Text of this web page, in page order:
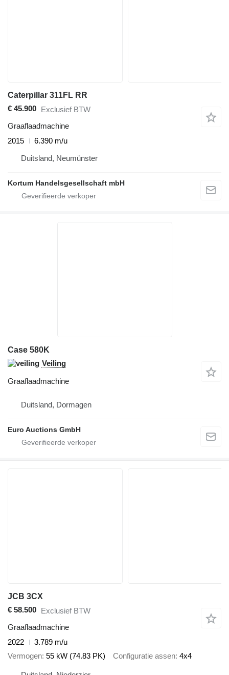
Caterpillar 311FL RR
€ 45.900 Exclusief BTW
Graaflaadmachine
2015
6.390 m/u
Duitsland, Neumünster
Kortum Handelsgesellschaft mbH
Case 580K
Veiling
Graaflaadmachine
Duitsland, Dormagen
Euro Auctions GmbH
JCB 3CX
€ 58.500 Exclusief BTW
Graaflaadmachine
2022
3.789 m/u
Vermogen 55 kW (74.83 PK) Configuratie assen 4x4